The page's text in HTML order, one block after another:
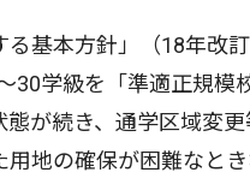
基本方針」（18年改
30学級を「準適正規模
が続き、通学区域変
地の確保が困難なと